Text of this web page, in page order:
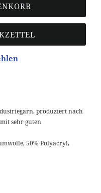
produziert nach
sehr guten
50% Polyacryl,